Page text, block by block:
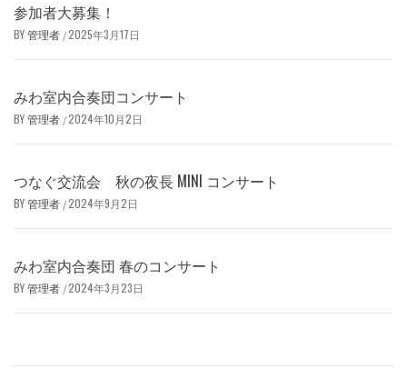
参加者大募集！
BY管理者 /2025年3月17日
みわ室内合奏団コンサート
BY管理者 /2024年10月2日
つなぐ交流会 秋の夜長 MINI コンサート
BY管理者 /2024年9月2日
みわ室内合奏団 春のコンサート
BY管理者 /2024年3月23日